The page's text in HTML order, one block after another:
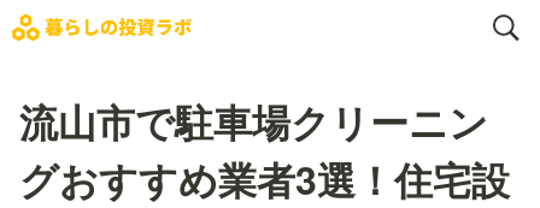
流山市で駐車場クリーニン
グおすすめ業者3選！住宅設